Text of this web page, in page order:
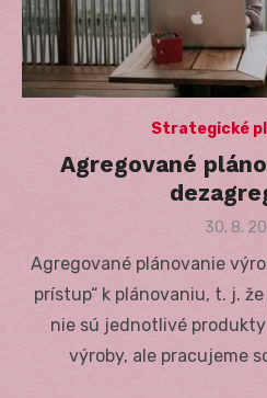
Strategické
Agregované
Posted
30. 8.
Agregované plánovanie
prístup“ k plánovaniu, t. j.
nie sú jednotlivé
výroby, ale pracujeme